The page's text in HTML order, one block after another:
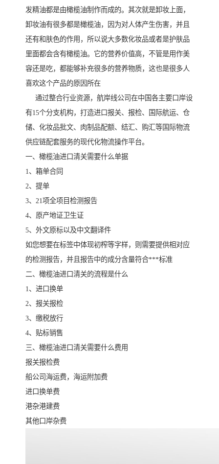
发精油都是由橄榄油制作而成的。其次就是卸妆上面，
卸妆油有很多都是橄榄油，因为对人体产生伤害，并且
还有和肤色的作用，所以说大多数化妆品或者是护肤品
里面都会含有橄榄油。它的营养价值高，不管是用作美
容还是吃，都能够补充很多的营养物质，这也是很多人
喜欢这个产品的原因所在
通过整合行业资源，航岸线公司在中国各主要口岸设
有15个分支机构，打造进口报关、报检、国际航运、仓
储、化妆品批文、肉制品配额、结汇、购汇等国际物流
供应链配套服务的现代化物流操作平台。
一、橄榄油进口清关需要什么单据
1、箱单合同
2、提单
3、21项全项目检测报告
4、原产地证卫生证
5、外文原标以及中文翻译件
如您想要在标签中体现初榨等字样，则需要提供相对应
的检测报告，并且报告中的成分含量符合***标准
二、橄榄油进口清关的流程是什么
1、进口换单
2、报关报检
3、缴税放行
4、贴标销售
三、橄榄油进口清关需要什么费用
报关报检费
船公司海运费，海运附加费
进口换单费
港杂港建费
其他口岸杂费